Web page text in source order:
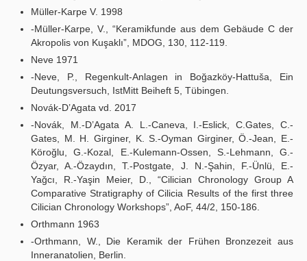
Müller-Karpe V. 1998
-Müller-Karpe, V., “Keramikfunde aus dem Gebäude C der
Akropolis von Kuşaklı”, MDOG, 130, 112-119.
Neve 1971
-Neve, P., Regenkult-Anlagen in Boğazköy-Hattuša, Ein
Deutungsversuch, IstMitt Beiheft 5, Tübingen.
Novák-D’Agata vd. 2017
-Novák, M.-D’Agata A. L.-Caneva, I.-Eslick, C.Gates, C.-
Gates, M. H. Girginer, K. S.-Oyman Girginer, Ö.-Jean, E.-
Köroğlu, G.-Kozal, E.-Kulemann-Ossen, S.-Lehmann, G.-
Özyar, A.-Özaydın, T.-Postgate, J. N.-Şahin, F.-Ünlü, E.-
Yağcı, R.-Yaşin Meier, D., “Cilician Chronology Group A
Comparative Stratigraphy of Cilicia Results of the first three
Cilician Chronology Workshops”, AoF, 44/2, 150-186.
Orthmann 1963
-Orthmann, W., Die Keramik der Frühen Bronzezeit aus
Inneranatolien, Berlin.